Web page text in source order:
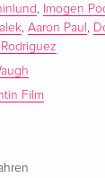
Von nun
die USA. Ein
, Imogen
, Aaron Paul ,
Film